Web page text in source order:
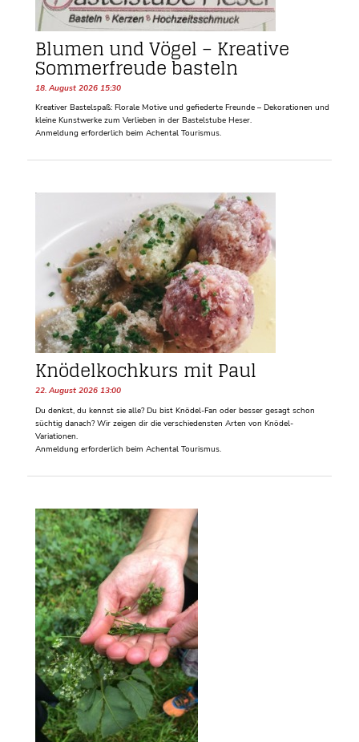
Blumen und Vögel – Kreative
Sommerfreude basteln
18. August 2026 15:30
Kreativer Bastelspaß: Florale Motive und gefiederte Freunde – Dekorationen und
kleine Kunstwerke zum Verlieben in der Bastelstube Heser.
Anmeldung erforderlich beim Achental Tourismus.
Knödelkochkurs mit Paul
22. August 2026 13:00
Du denkst, du kennst sie alle? Du bist Knödel-Fan oder besser gesagt schon
süchtig danach? Wir zeigen dir die verschiedensten Arten von Knödel-
Variationen.
Anmeldung erforderlich beim Achental Tourismus.